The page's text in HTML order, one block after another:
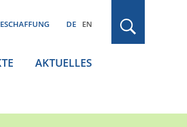
DE EN
AKTUELLES